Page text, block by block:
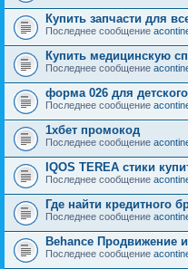
Купить запчасти для
Последнее сообщение
Купить медицинскую
Последнее сообщение
форма 026 для
Последнее сообщение
1хбет промокод
Последнее сообщение
IQOS TEREA стики
Последнее сообщение
Где найти кредитного
Последнее сообщение
Behance Продвижение
Последнее сообщение